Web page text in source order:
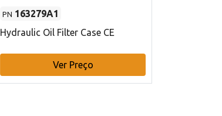
PN 163279A1
Hydraulic Oil Filter Case CE
Ver Preço